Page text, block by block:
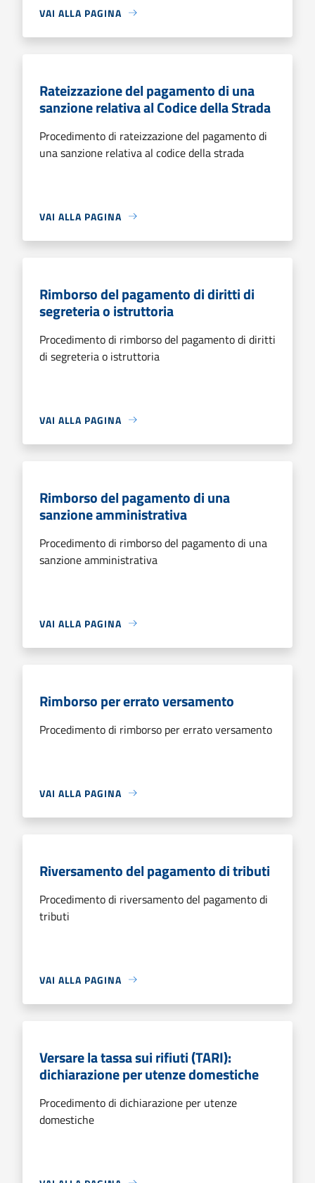
VAI ALLA PAGINA
Rateizzazione del pagamento di una
sanzione relativa al Codice della Strada
Procedimento di rateizzazione del pagamento di
una sanzione relativa al codice della strada
VAI ALLA PAGINA
Rimborso del pagamento di diritti di
segreteria o istruttoria
Procedimento di rimborso del pagamento di diritti
di segreteria o istruttoria
VAI ALLA PAGINA
Rimborso del pagamento di una
sanzione amministrativa
Procedimento di rimborso del pagamento di una
sanzione amministrativa
VAI ALLA PAGINA
Rimborso per errato versamento
Procedimento di rimborso per errato versamento
VAI ALLA PAGINA
Riversamento del pagamento di tributi
Procedimento di riversamento del pagamento di
tributi
VAI ALLA PAGINA
Versare la tassa sui rifiuti (TARI):
dichiarazione per utenze domestiche
Procedimento di dichiarazione per utenze
domestiche